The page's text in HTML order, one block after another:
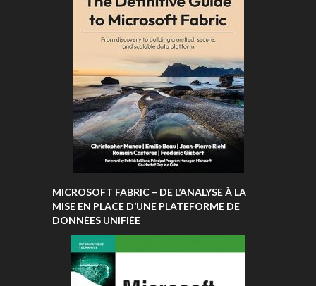
MICROSOFT FABRIC – DE L’ANALYSE À LA
MISE EN PLACE D’UNE PLATEFORME DE
DONNÉES UNIFIÉE